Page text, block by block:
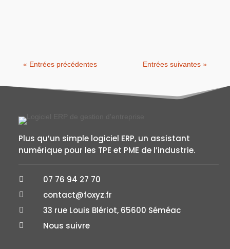
« Entrées précédentes Entrées suivantes »
Plus qu’un simple logiciel ERP, un assistant
numérique pour les TPE et PME de l’industrie.
 07 76 94 27 70
 contact@foxyz.fr
 33 rue Louis Blériot, 65600 Séméac
 Nous suivre